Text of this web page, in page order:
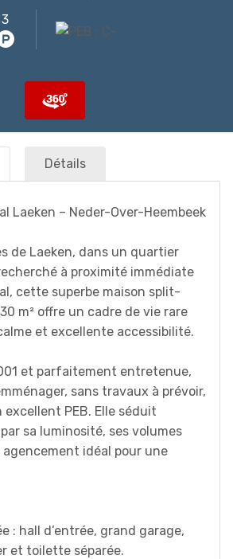
3
Détails
Laeken – Neder-Over-Heembeek
de Laeken, dans un quartier
à proximité immédiate
cette superbe maison split-
m² offre un cadre de vie rare
et excellente accessibilité.
et parfaitement entretenue,
sans travaux à prévoir,
excellent PEB. Elle séduit
sa luminosité, ses volumes
idéal pour une
: hall d’entrée, grand garage,
et toilette séparée.